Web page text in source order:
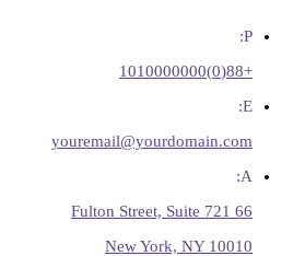
P:
+88(0)1010000000
E:
youremail@yourdomain.com
A:
66 Fulton Street, Suite 721
New York, NY 10010